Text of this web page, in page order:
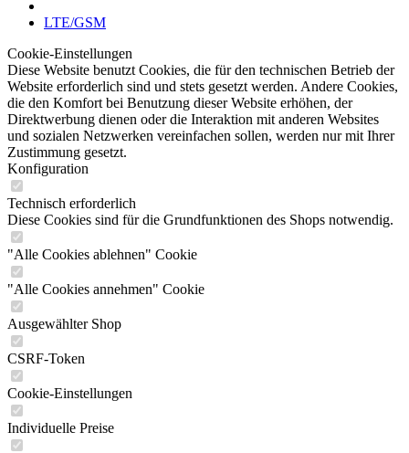
LTE/GSM
Cookie-Einstellungen
Diese Website benutzt Cookies, die für den technischen Betrieb der
Website erforderlich sind und stets gesetzt werden. Andere Cookies,
die den Komfort bei Benutzung dieser Website erhöhen, der
Direktwerbung dienen oder die Interaktion mit anderen Websites
und sozialen Netzwerken vereinfachen sollen, werden nur mit Ihrer
Zustimmung gesetzt.
Konfiguration
Technisch erforderlich
Diese Cookies sind für die Grundfunktionen des Shops notwendig.
"Alle Cookies ablehnen" Cookie
"Alle Cookies annehmen" Cookie
Ausgewählter Shop
CSRF-Token
Cookie-Einstellungen
Individuelle Preise